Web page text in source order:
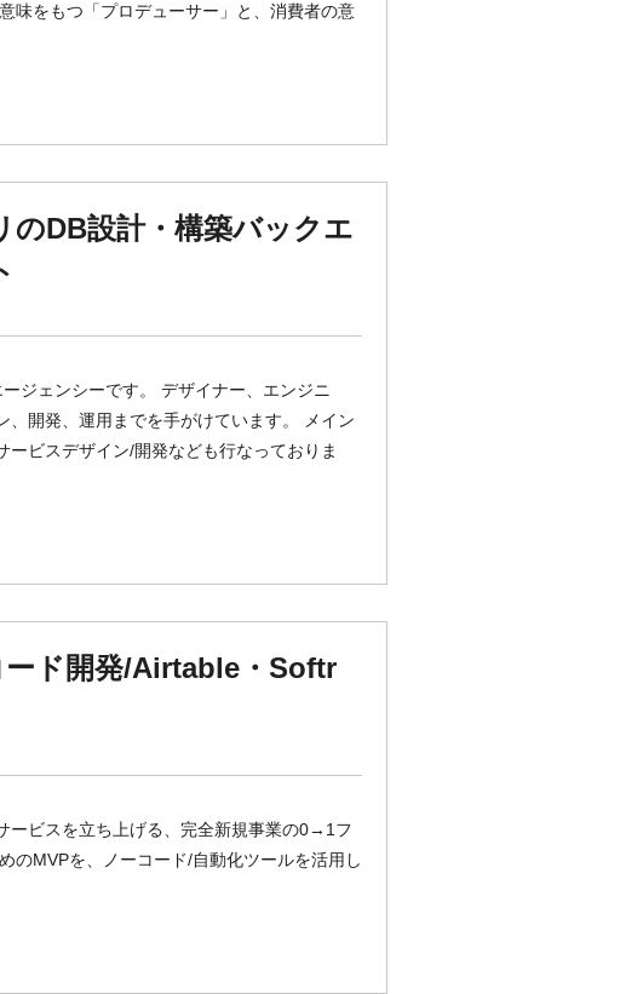
味をもつ「プロデューサー」と、消費者の意
のDB設計・構築バックエ
ジェンシーです。 デザイナー、エンジニ
開発、運用までを手がけています。 メイン
ビスデザイン/開発なども行なっておりま
ード開発/Airtable・Softr
ービスを立ち上げる、完全新規事業の0→1フ
のMVPを、ノーコード/自動化ツールを活用し